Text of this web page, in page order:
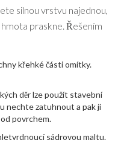
silnou vrstvu najednou,
praskne. Řešením
křehké části omítky.
děr lze použít stavební
nechte zatuhnout a pak ji
povrchem.
sádrovou maltu.